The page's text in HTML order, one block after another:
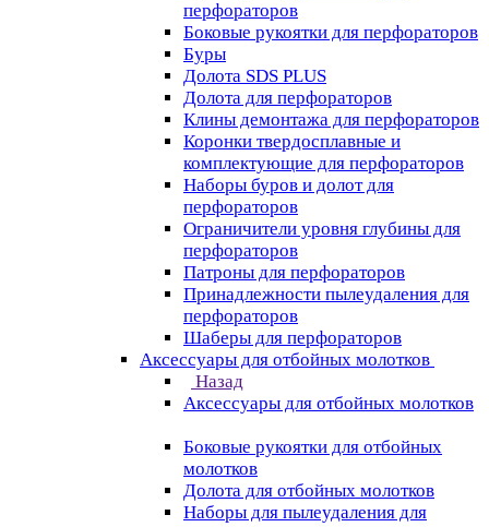
перфораторов
Боковые рукоятки для перфораторов
Буры
Долота SDS PLUS
Долота для перфораторов
Клины демонтажа для перфораторов
Коронки твердосплавные и
комплектующие для перфораторов
Наборы буров и долот для
перфораторов
Ограничители уровня глубины для
перфораторов
Патроны для перфораторов
Принадлежности пылеудаления для
перфораторов
Шаберы для перфораторов
Аксессуары для отбойных молотков
Назад
Аксессуары для отбойных молотков
Боковые рукоятки для отбойных
молотков
Долота для отбойных молотков
Наборы для пылеудаления для